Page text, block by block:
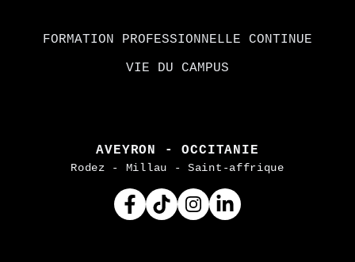
FORMATION PROFESSIONNELLE CONTINUE
VIE DU CAMPUS
AVEYRON - OCCITANIE
Rodez - Millau - Saint-affrique
Facebook
TiktokInstagram
Linkedin